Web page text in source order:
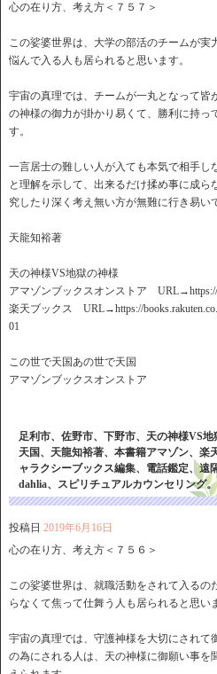
心の在り方、考え方＜７５７＞
この娑婆世界は、大学の部活のチームが実
悩んで入る人も居られると思います。
宇宙の真理では、チームが一丸となって皆
の神様の御力が掛かり易くて、勝利に持っ
す。
一言居士の難しい人が入ても本気で相手し
と理解を示して、出来るだけ揉め事に成ら
究したり深く考え無い方が無難に行き易い
天龍知裕著
天の神様VS地獄の神様
アマゾンブックスオンストア URL→https://
楽天ブックス URL→https://
01
この世で天国あの世で天国
アマゾンブックスオンストア
足利市、佐野市、下野市、天の神様VS
天国、天龍知裕著、本書籍アマゾン、楽
ャラクシーブックス編集、電話鑑定、
dahlia、スピリチュアルカウンセリング。
投稿日 2019年6月16日
心の在り方、考え方＜７５６＞
この娑婆世界は、就職活動をされて入る
らなくて焦って仕舞う人も居られると思い
宇宙の真理では、守護神様を大切にされて
の為にされる人は、天の神様に御願い事を